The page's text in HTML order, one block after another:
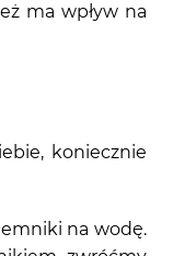
ma wpływ na
koniecznie
na wodę.